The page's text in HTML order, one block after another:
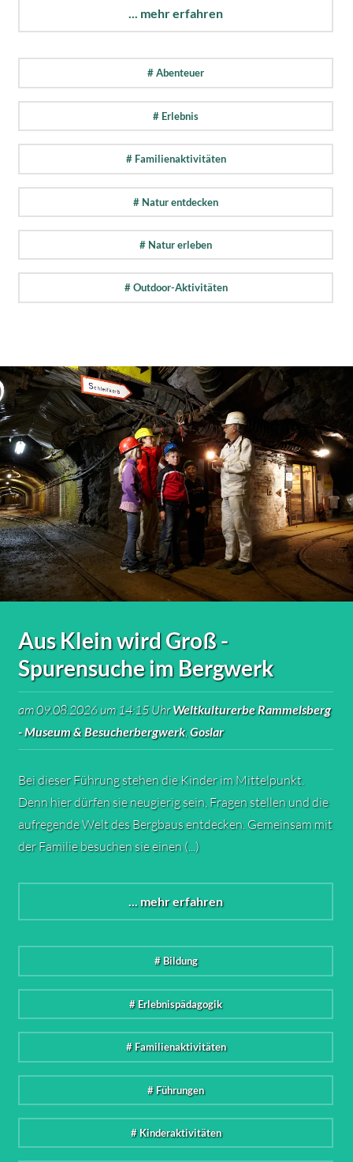
... mehr erfahren
# Abenteuer
# Erlebnis
# Familienaktivitäten
# Natur entdecken
# Natur erleben
# Outdoor-Aktivitäten
Aus Klein wird Groß -
Spurensuche im Bergwerk
am 09.08.2026 um 14:15 UhrWeltkulturerbe Rammelsberg
- Museum & Besucherbergwerk, Goslar
Bei dieser Führung stehen die Kinder im Mittelpunkt.
Denn hier dürfen sie neugierig sein, Fragen stellen und die
aufregende Welt des Bergbaus entdecken. Gemeinsam mit
der Familie besuchen sie einen (...)
... mehr erfahren
# Bildung
# Erlebnispädagogik
# Familienaktivitäten
# Führungen
# Kinderaktivitäten